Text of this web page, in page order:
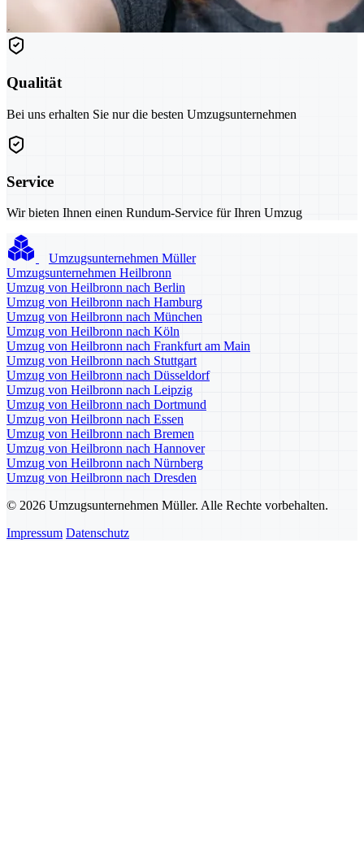
Qualität
Bei uns erhalten Sie nur die besten Umzugsunternehmen
Service
Wir bieten Ihnen einen Rundum-Service für Ihren Umzug
Umzugsunternehmen Müller
Umzugsunternehmen Heilbronn
Umzug von Heilbronn nach Berlin
Umzug von Heilbronn nach Hamburg
Umzug von Heilbronn nach München
Umzug von Heilbronn nach Köln
Umzug von Heilbronn nach Frankfurt am Main
Umzug von Heilbronn nach Stuttgart
Umzug von Heilbronn nach Düsseldorf
Umzug von Heilbronn nach Leipzig
Umzug von Heilbronn nach Dortmund
Umzug von Heilbronn nach Essen
Umzug von Heilbronn nach Bremen
Umzug von Heilbronn nach Hannover
Umzug von Heilbronn nach Nürnberg
Umzug von Heilbronn nach Dresden
© 2026 Umzugsunternehmen Müller. Alle Rechte vorbehalten.
Impressum Datenschutz